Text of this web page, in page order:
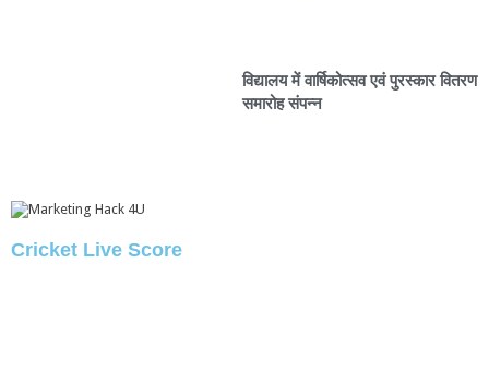
विद्यालय में वार्षिकोत्सव एवं पुरस्कार वितरण
समारोह संपन्न
Cricket Live Score